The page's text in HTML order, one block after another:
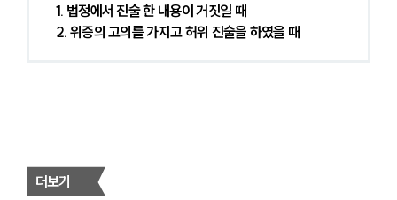
1. 법정에서 진술 한 내용이 거짓일 때
2. 위증의 고의를 가지고 허위 진술을 하였을 때
더보기